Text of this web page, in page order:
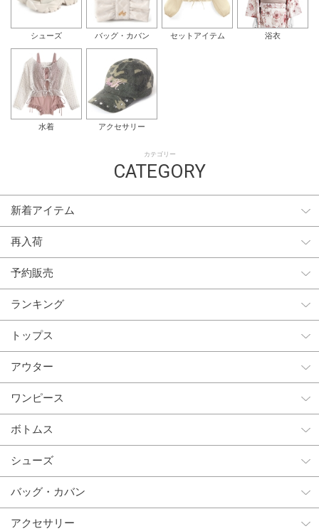
シューズ バッグ・カバン セットアイテム 浴衣
水着 アクセサリー
カテゴリー
CATEGORY
新着アイテム
再入荷
予約販売
ランキング
トップス
アウター
ワンピース
ボトムス
シューズ
バッグ・カバン
アクセサリー